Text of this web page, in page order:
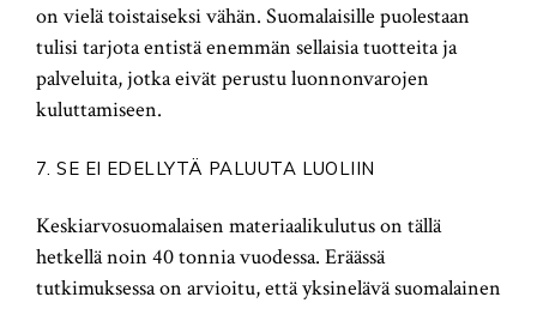
on vielä toistaiseksi vähän. Suomalaisille puolestaan
tulisi tarjota entistä enemmän sellaisia tuotteita ja
palveluita, jotka eivät perustu luonnonvarojen
kuluttamiseen.
7. SE EI EDELLYTÄ PALUUTA LUOLIIN
Keskiarvosuomalaisen materiaalikulutus on tällä
hetkellä noin 40 tonnia vuodessa. Eräässä
tutkimuksessa on arvioitu, että yksinelävä suomalainen